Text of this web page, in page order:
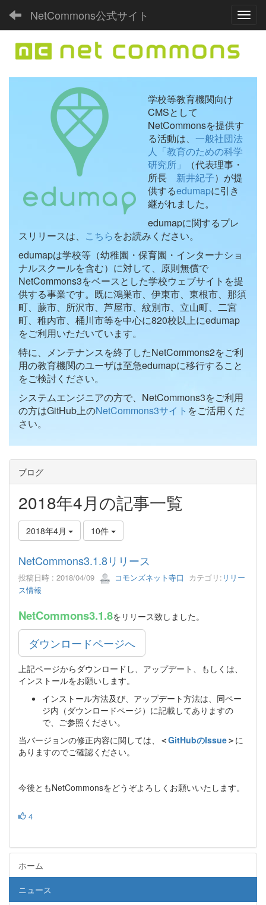
NetCommons公式サイト
学校等教育機関向け
CMSとして
NetCommonsを提供す
る活動は、 一般社団法
人「教育のための科学
研究所」
（代表理事・
所長 新井紀子）が提
供するedumapに引き
継がれました。
edumapに関するプレ
スリリースは、 こちらをお読みください。
edumapは学校等（幼稚園・保育園・インターナショ
ナルスクールを含む）に対して、原則無償で
NetCommons3をベースとした学校ウェブサイトを提
供する事業です。既に鴻巣市、伊東市、東根市、那須
町、蕨市、所沢市、芦屋市、紋別市、立山町、二宮
町、稚内市、桶川市等を中心に820校以上にedumap
をご利用いただいています。
特に、メンテナンスを終了したNetCommons2をご利
用の教育機関のユーザは至急edumapに移行すること
をご検討ください。
システムエンジニアの方で、NetCommons3をご利用
の方はGitHub上のNetCommons3サイト をご活用くだ
さい。
ブログ
2018年4月の記事一覧
2018年4月 10件
NetCommons3.1.8リリース
投稿日時 : 2018/04/09 コモンズネット寺口 カテゴリ: リリー
ス情報
NetCommons3.1.8をリリース致しました。
ダウンロードページへ
上記ページからダウンロードし、アップデート、もしくは、
インストールをお願いします。
インストール方法及び、アップデート方法は、同ペー
ジ内（ダウンロードページ）に記載してありますの
で、ご参照ください。
当バージョンの修正内容に関しては、
＜GitHubのIssue＞ に
ありますのでご確認ください。
今後ともNetCommonsをどうぞよろしくお願いいたします。
4
ホーム
ニュース